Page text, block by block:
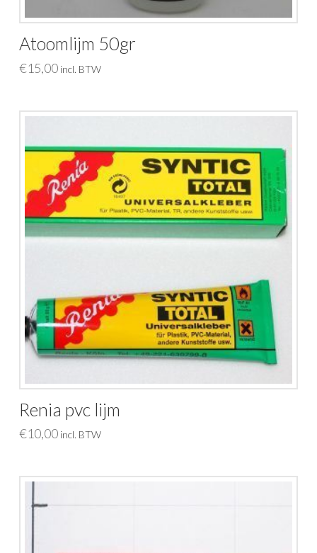
Atoomlijm 50gr
€15,00 incl. BTW
Renia pvc lijm
€10,00 incl. BTW